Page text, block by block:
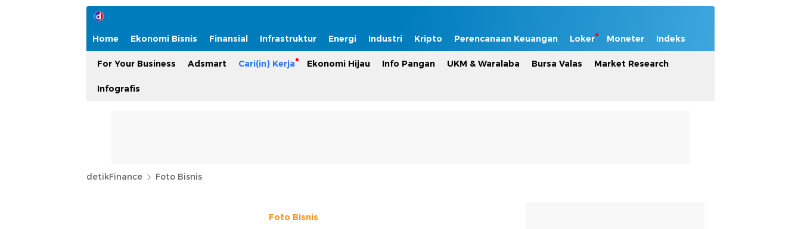
Home Ekonomi Bisnis Finansial Infrastruktur Energi Industri Kripto Perencanaan Keuangan Loker Moneter Indeks
For Your Business Adsmart Cari(in) Kerja Ekonomi Hijau Info Pangan UKM & Waralaba Bursa Valas Market Research
Infografis
detikFinance Foto Bisnis
Foto Bisnis